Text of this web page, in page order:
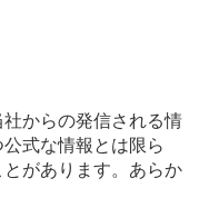
からの発信される情
式な情報とは限ら
があります。あらか